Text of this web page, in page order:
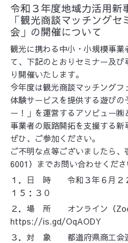
令和３年度地域力活用新
「観光商談マッチング
会」の開催について
観光に携わる中小・小規模事業
て、下記のとおりセミナー及び
り開催いたします。
今年度は観光商談マッチング
体験サービスを提供する遊びの
ー！」を運営するアソビュー
事業者の販路開拓を支援する新
ぜひ、ご参加ください。
ご不明な点等ございましたら
6001）までお問い合わせくださ
１．日 時 令和３年６月２
１５：３０
２．場 所 オンライン（
https://is.gd/OqAODY
３．対 象 都道府県商工会